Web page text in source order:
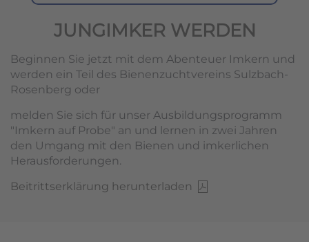
JUNGIMKER WERDEN
Beginnen Sie jetzt mit dem Abenteuer Imkern und
werden ein Teil des Bienenzuchtvereins Sulzbach-
Rosenberg oder
melden Sie sich für unser Ausbildungsprogramm
"Imkern auf Probe" an und lernen in zwei Jahren
den Umgang mit den Bienen und imkerlichen
Herausforderungen.
Beitrittserklärung herunterladen